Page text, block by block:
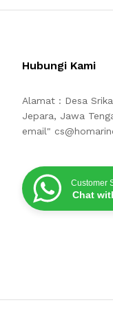
Hubungi Kami
Alamat : Desa
Jepara, Jawa
email"
Customer
Chat